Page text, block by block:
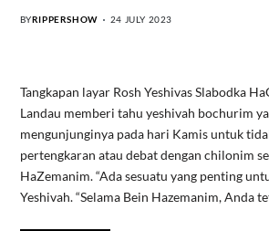
BYRIPPERSHOW 24 JULY 2023
Tangkapan layar Rosh Yeshivas Slabodka
Landau memberi tahu yeshivah bochurim
mengunjunginya pada hari Kamis untuk
pertengkaran atau debat dengan chilonim
HaZemanim. “Ada sesuatu yang penting
Yeshivah. “Selama Bein Hazemanim, Anda